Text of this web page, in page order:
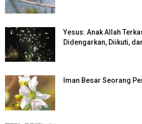
Yesus: Anak Allah
Didengarkan, Diikuti,
Iman Besar Seorang